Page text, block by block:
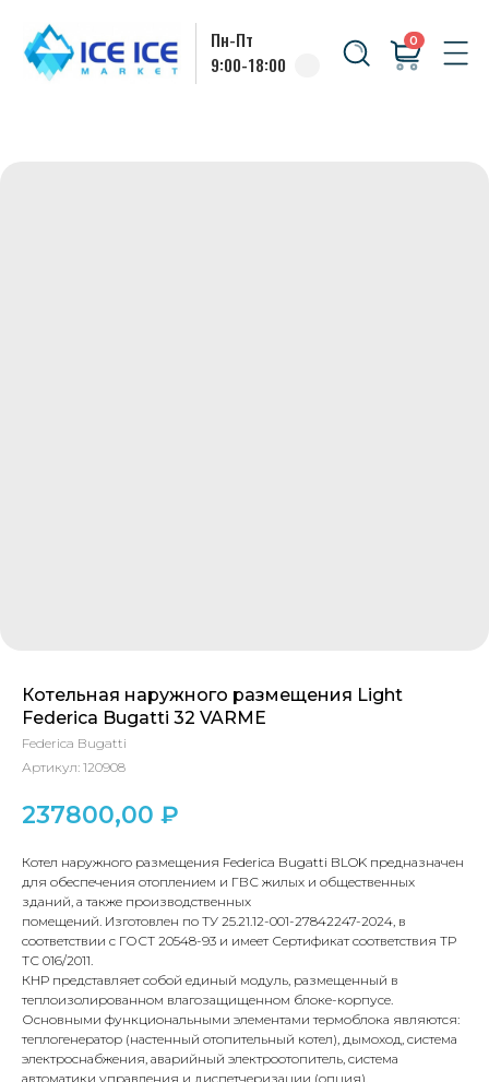
9:00-18:00
Котельная наружного размещения Light
Federica Bugatti 32 VARME
Federica Bugatti
Артикул: 120908
237800,00 ₽
Котел наружного размещения Federica Bugatti BLOK предназначен
для обеспечения отоплением и ГВС жилых и общественных
зданий, а также производственных
помещений. Изготовлен по ТУ 25.21.12-001-27842247-2024, в
соответствии с ГОСТ 20548-93 и имеет Сертификат соответствия ТР
ТС 016/2011.
КНР представляет собой единый модуль, размещенный в
теплоизолированном влагозащищенном блоке-корпусе.
Основными функциональными элементами термоблока являются:
теплогенератор (настенный отопительный котел), дымоход, система
электроснабжения, аварийный электроотопитель, система
автоматики управления и диспетчеризации (опция).
КОНТАКТЫ